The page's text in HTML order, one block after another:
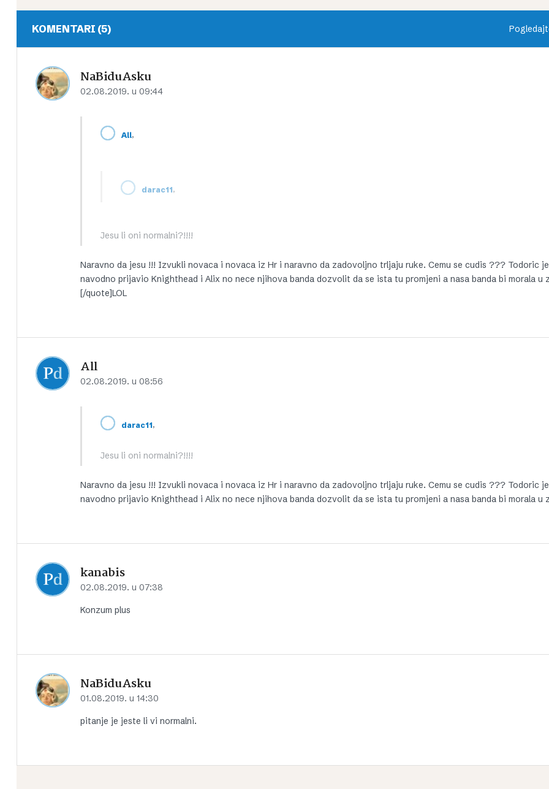
KOMENTARI (5)
NaBiduAsku
02.08.2019. u 09:44
All,
darac11,
Jesu li oni normalni?!!!!
Naravno da jesu !!! Izvukli novaca i novaca iz Hr i naravno da zadovoljno trljaju ruke. Cemu se cudis ??? Todoric je
navodno prijavio Knighthead i Alix no nece njihova banda dozvolit da se ista tu promjeni a nasa banda bi morala u
[/quote]LOL
All
02.08.2019. u 08:56
darac11,
Jesu li oni normalni?!!!!
Naravno da jesu !!! Izvukli novaca i novaca iz Hr i naravno da zadovoljno trljaju ruke. Cemu se cudis ??? Todoric je
navodno prijavio Knighthead i Alix no nece njihova banda dozvolit da se ista tu promjeni a nasa banda bi morala u
kanabis
02.08.2019. u 07:38
Konzum plus
NaBiduAsku
01.08.2019. u 14:30
pitanje je jeste li vi normalni.